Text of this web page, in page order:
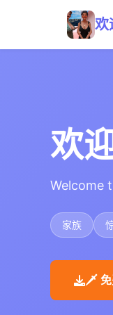
欢
欢
Welcome
家族
🗡️ 免